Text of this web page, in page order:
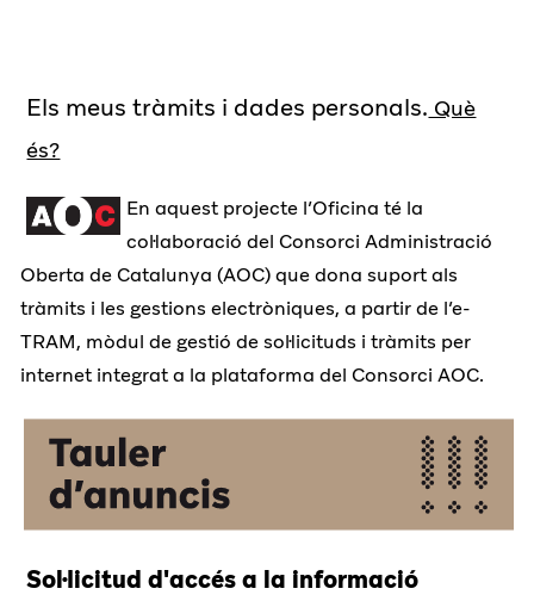
Els meus tràmits i dades personals. Què
és?
En aquest projecte l’Oficina té la
col·laboració del Consorci Administració
Oberta de Catalunya (AOC) que dona suport als
tràmits i les gestions electròniques, a partir de l’e-
TRAM, mòdul de gestió de sol·licituds i tràmits per
internet integrat a la plataforma del Consorci AOC.
Sol·licitud d'accés a la informació